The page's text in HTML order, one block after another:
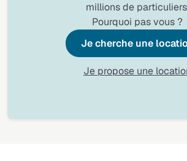
millions de
Pourquoi pas vous ?
Je cherche une
Je propose une